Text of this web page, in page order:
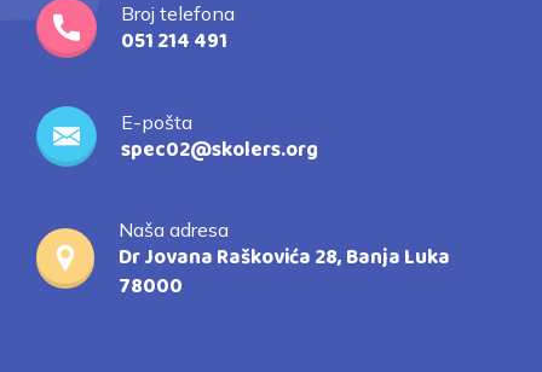
Broj telefona
051 214 491
E-pošta
spec02@skolers.org
Naša adresa
Dr Jovana Raškovića 28, Banja Luka
78000